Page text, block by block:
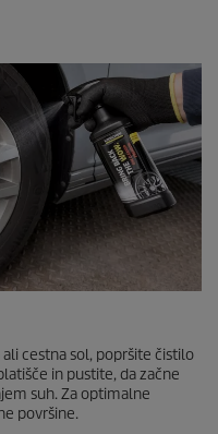
cestna sol, popršite čistilo
in pustite, da začne
suh. Za optimalne
površine.